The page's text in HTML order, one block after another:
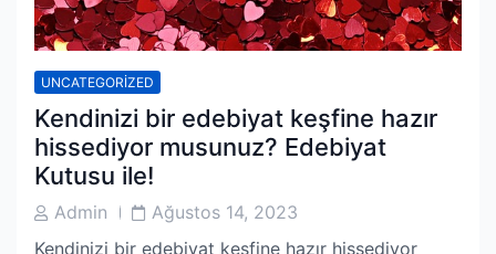
UNCATEGORIZED
Kendinizi bir edebiyat keşfine hazır
hissediyor musunuz? Edebiyat
Kutusu ile!
PostAdmin
PostAğustos 14, 2023
Kendinizi bir edebiyat keşfine hazır hissediyor